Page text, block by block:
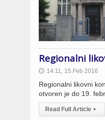
Regionalni
🕔 14:11, 15.Feb 2016
Regionalni likovni
otvoren je do 19.
Read Full Article ▸